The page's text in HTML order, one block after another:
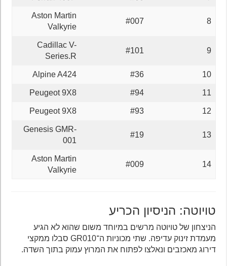
#007
Aston Martin
Valkyrie
#101
Cadillac V-
Series.R
10
#36
Alpine A424
11
#94
Peugeot 9X8
12
#93
Peugeot 9X8
13
#19
Genesis GMR-
001
14
#009
Aston Martin
Valkyrie
טויוטה: הניסיון הכריע
הניצחון של טויוטה מרשים במיוחד משום שהוא לא הגיע
מעמדת זינוק עדיפה. שתי מכוניות ה־GR010 סבלו ממקצי
דירוג מאכזבים ונאלצו לפתוח את המרוץ עמוק בתוך השדה.